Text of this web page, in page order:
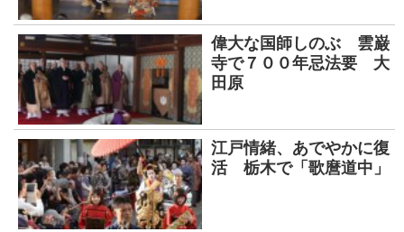
偉大な国師しのぶ 雲巌
寺で７００年忌法要 大
田原
江戸情緒、あでやかに復
活 栃木で「歌麿道中」